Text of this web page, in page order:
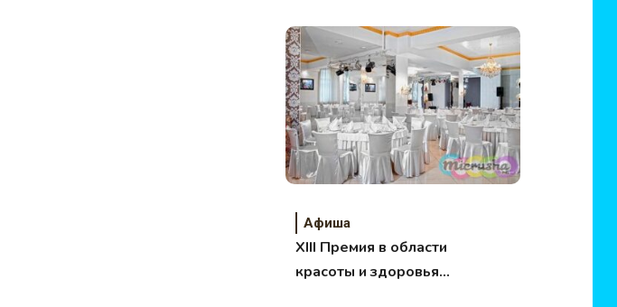
для малышей.
Афиша
XIII Премия в области
красоты и здоровья